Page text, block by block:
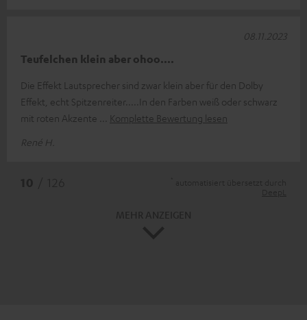
Teufelchen klein aber ohoo....
Die Effekt Lautsprecher sind zwar klein aber für den Dolby
Effekt, echt Spitzenreiter.....In den Farben weiß oder schwarz
mit roten Akzente
Komplette Bewertung lesen
René H.
08.11.2023